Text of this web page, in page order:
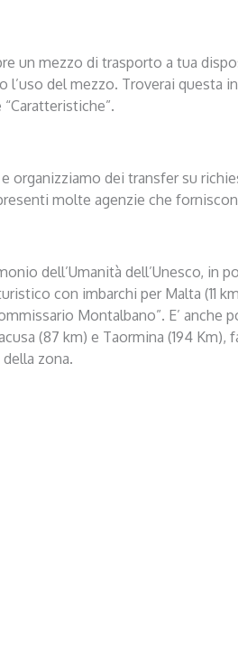
un mezzo di trasporto a tua
del mezzo. Troverai questa
dei transfer su
molte agenzie che
dell’Umanità dell’Unesco,
con imbarchi per Malta (11
Montalbano”. E’ anche
(87 km) e Taormina (194
zona.